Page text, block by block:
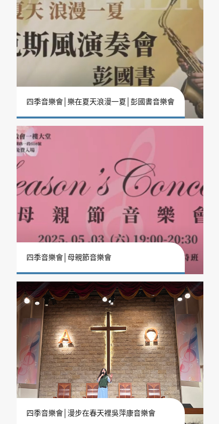
四季音樂會│樂在夏天浪漫一夏│彭國書音樂會
四季音樂會│母親節音樂會
四季音樂會│漫步在春天裡吳萍康音樂會